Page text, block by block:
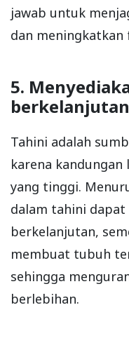
jawab untuk
dan meningkatkan
5.
berkelanjutan
Tahini adalah
karena
yang tinggi.
dalam tahini
berkelanjutan,
membuat tubuh
sehingga
berlebihan.